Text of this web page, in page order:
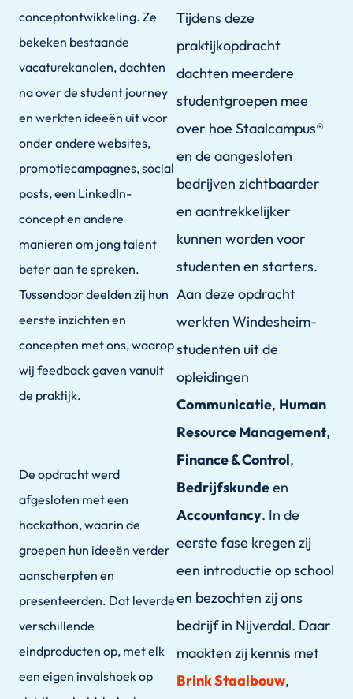
Tijdens deze
praktijkopdracht
dachten meerdere
studentgroepen mee
over hoe Staalcampus®
en de aangesloten
bedrijven zichtbaarder
en aantrekkelijker
kunnen worden voor
studenten en starters.
Aan deze opdracht
werkten Windesheim-
studenten uit de
opleidingen
Communicatie, Human
Resource Management,
Finance & Control,
Bedrijfskundeen
Accountancy. In de
eerste fase kregen zij
een introductie op school
en bezochten zij ons
bedrijf in Nijverdal. Daar
maakten zij kennis met
Brink Staalbouw,
conceptontwikkeling. Ze
bekeken bestaande
vacaturekanalen, dachten
na over de student journey
en werkten ideeën uit voor
onder andere websites,
promotiecampagnes, social
posts, een LinkedIn-
concept en andere
manieren om jong talent
beter aan te spreken.
Tussendoor deelden zij hun
eerste inzichten en
concepten met ons, waarop
wij feedback gaven vanuit
de praktijk.
De opdracht werd
afgesloten met een
hackathon, waarin de
groepen hun ideeën verder
aanscherpten en
presenteerden. Dat leverde
verschillende
eindproducten op, met elk
een eigen invalshoek op